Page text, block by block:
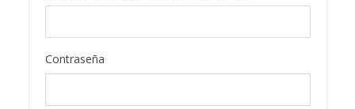
Contraseña